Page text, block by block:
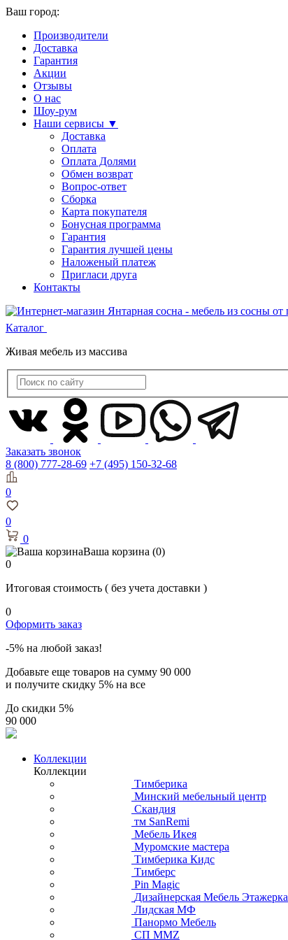
Ваш город:
Производители
Доставка
Гарантия
Акции
Отзывы
О нас
Шоу-рум
Наши сервисы ▼
Доставка
Оплата
Оплата Долями
Обмен возврат
Вопрос-ответ
Сборка
Карта покупателя
Бонусная программа
Гарантия
Гарантия лучшей цены
Наложеный платеж
Пригласи друга
Контакты
Каталог
Живая мебель из массива
Заказать звонок
8 (800) 777-28-69 +7 (495) 150-32-68
0
0
0
Ваша корзина (0)
0
Итоговая стоимость ( без учета доставки )
0
Оформить заказ
-5% на любой заказ!
Добавьте еще товаров на сумму 90 000
и получите скидку 5% на все
До скидки 5%
90 000
Коллекции
Коллекции
Тимберика
Минский мебельный центр
Скандия
тм SanRemi
Мебель Икея
Муромские мастера
Тимберика Кидс
Тимберс
Pin Magic
Дизайнерская Мебель Этажерка
Лидская МФ
Панормо Мебель
СП ММZ